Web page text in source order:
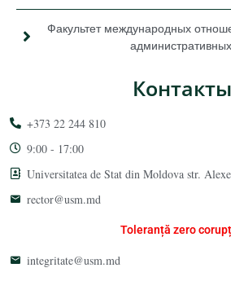
Факультет международных
Контакты
+373 22 244 810
9:00 - 17:00
Universitatea de Stat din Moldova str.
rector@usm.md
Toleranță zero
integritate@usm.md